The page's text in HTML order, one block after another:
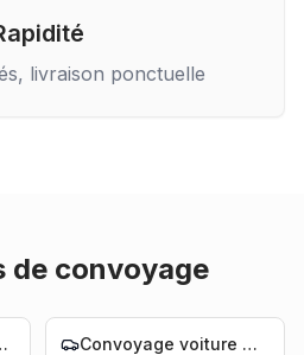
livraison ponctuelle
de convoyage
Nantes Convoyage voiture Nantes